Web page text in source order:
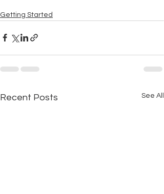
Getting Started
Recent Posts See All